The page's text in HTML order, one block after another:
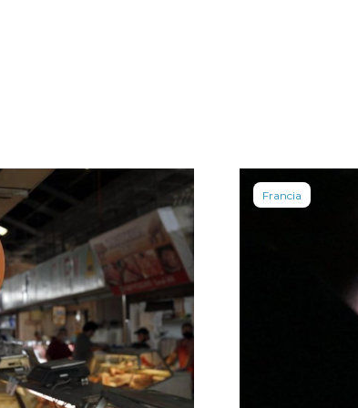
Francia